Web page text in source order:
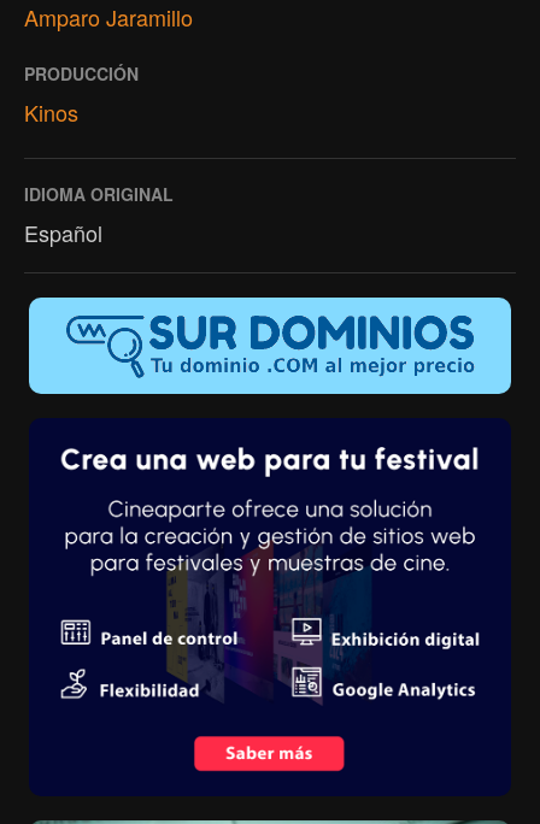
Amparo Jaramillo
PRODUCCIÓN
Kinos
IDIOMA ORIGINAL
Español